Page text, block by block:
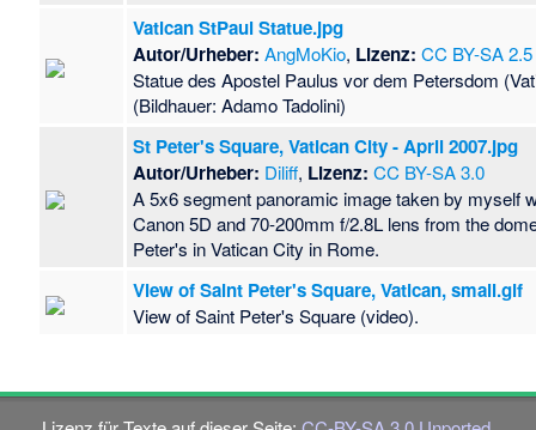
Vatican StPaul Statue.jpg
Autor/Urheber: AngMoKio, Lizenz: CC BY-SA 2.5
Statue des Apostel Paulus vor dem Petersdom
(Bildhauer: Adamo Tadolini)
St Peter's Square, Vatican City - April 2007.jpg
Autor/Urheber: Diliff, Lizenz: CC BY-SA 3.0
A 5x6 segment panoramic image taken by myself
Canon 5D and 70-200mm f/2.8L lens from the
Peter's in Vatican City in Rome.
View of Saint Peter's Square, Vatican, small.gif
View of Saint Peter's Square (video).